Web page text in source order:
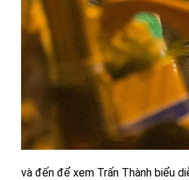
và đến để xem Trấn Thành biểu